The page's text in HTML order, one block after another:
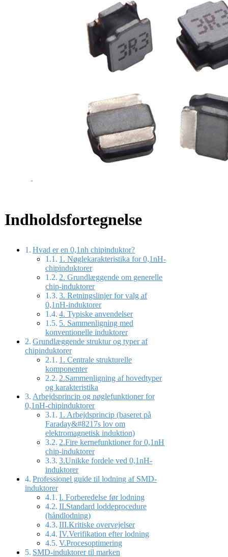
Indholdsfortegnelse
Hvad er en 0,1nh chipinduktor?
1. Nøglekarakteristika for 0,1nH-
chipinduktorer
2. Grundlæggende om generelle
chip-induktorer
3. Retningslinjer for valg af
0,1nH-induktorer
4. Typiske anvendelser
5. Sammenligning med
konventionelle induktorer
Grundlæggende struktur og typer af
chipinduktorer
1. Centrale strukturelle
komponenter
2.Sammenligning af hovedtyper
og karakteristika
Arbejdsprincip og nøglefunktioner for
0,1nH-chipinduktorer
1. Arbejdsprincip (baseret på
Faraday&#8217s lov om
elektromagnetisk induktion)
2.Fire kernefunktioner for 0,1nH
chip-induktorer
3.Unikke fordele ved 0,1nH-
induktorer
Professionel guide til lodning af SMD-
induktorer
I. Forberedelse før lodning
II.Standard loddeprocedure
(håndlodning)
III.Kritiske overvejelser
IV.Verifikation efter lodning
V.Procesoptimering
SMD-induktorer til marken